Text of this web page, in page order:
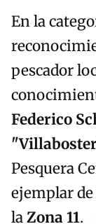
En la
pescador
Federico
Pesquera
ejemplar de
laZona 11.